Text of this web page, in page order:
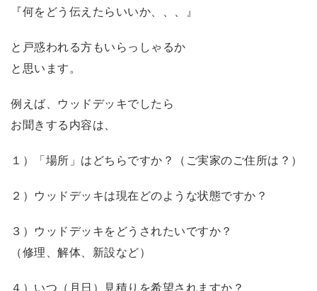
『何をどう伝えたらいいか、、、』
と戸惑われる方もいらっしゃるか
と思います。
例えば、ウッドデッキでしたら
お聞きする内容は、
１）「場所」はどちらですか？（ご実家のご住所は？）
２）ウッドデッキは現在どのような状態ですか？
３）ウッドデッキをどうされたいですか？
（修理、解体、新設など）
４）いつ（月日）見積りを希望されますか？